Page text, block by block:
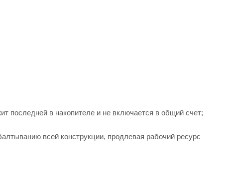
последней в накопителе и не включается в общий счет;
всей конструкции, продлевая рабочий ресурс